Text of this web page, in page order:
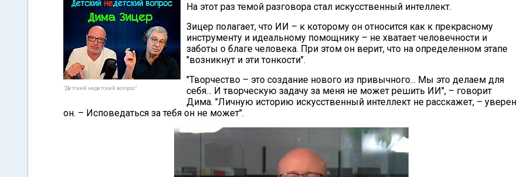
"Детский недетский вопрос"
На этот раз темой разговора стал искусственный интеллект.
Зицер полагает, что ИИ – к которому он относится как к прекрасному
инструменту и идеальному помощнику – не хватает человечности и
заботы о благе человека. При этом он верит, что на определенном этапе
"возникнут и эти тонкости".
"Творчество – это создание нового из привычного... Мы это делаем для
себя... И творческую задачу за меня не может решить ИИ", – говорит
Дима. "Личную историю искусственный интеллект не расскажет, – уверен
он. – Исповедаться за тебя он не может".